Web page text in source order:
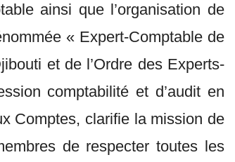
ainsi que l’organisation de
« Expert-Comptable de
et de l’Ordre des Experts-
comptabilité et d’audit en
Comptes, clarifie la mission de
de respecter toutes les